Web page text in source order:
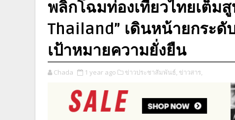
พลิกโฉมท่องเที่ยวไทยเต็มสู
Thailand” เดินหน้ายกระ
เป้าหมายความยั่งยืน
Chada 1 year ago ข่าวประชาสัมพันธ์, ข่าวสาร,